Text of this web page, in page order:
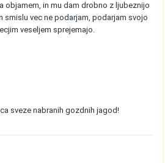
objamem, in mu dam drobno z ljubeznijo
smislu vec ne podarjam, podarjam svojo
veseljem sprejemajo.
sveze nabranih gozdnih jagod!